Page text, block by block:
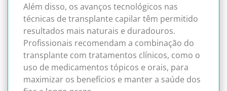
Além disso, os avanços tecnológicos nas
técnicas de transplante capilar têm permitido
resultados mais naturais e duradouros.
Profissionais recomendam a combinação do
transplante com tratamentos clínicos, como o
uso de medicamentos tópicos e orais, para
maximizar os benefícios e manter a saúde dos